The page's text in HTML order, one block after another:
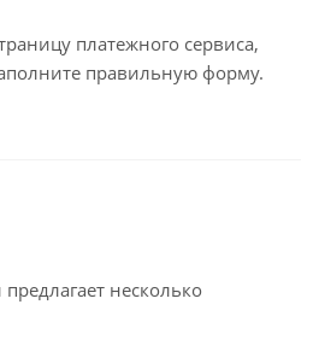
платежного сервиса,
правильную форму.
несколько